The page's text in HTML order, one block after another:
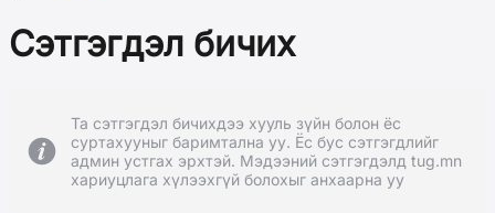
Сэтгэгдэл бичих
Та сэтгэгдэл бичихдээ хууль зүйн болон ёс
суртахууныг баримтална уу. Ёс бус сэтгэгдлийг
админ устгах эрхтэй. Мэдээний сэтгэгдэлд tug.mn
хариуцлага хүлээхгүй болохыг анхаарна уу